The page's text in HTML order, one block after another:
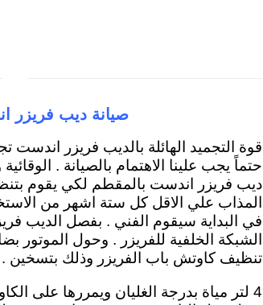
صيانة ديب فريزر
قوة التجميد الهائلة بالديب فريزر اندست
حتماً يجب علينا الاهتمام بالصيانة .
ديب فريزر اندست بالمقطم لكي يقوم
المذاب علي الاقل كل ستة اشهر من
في البداية سيقوم الفني . بفصل الديب
الشبكة الخلفية للفريزر . وحول الموتور
تنظيف كاوتش باب الفريزر وذلك بتسخين .
4 لتر مياة بدرجة الغليان ويمررها على